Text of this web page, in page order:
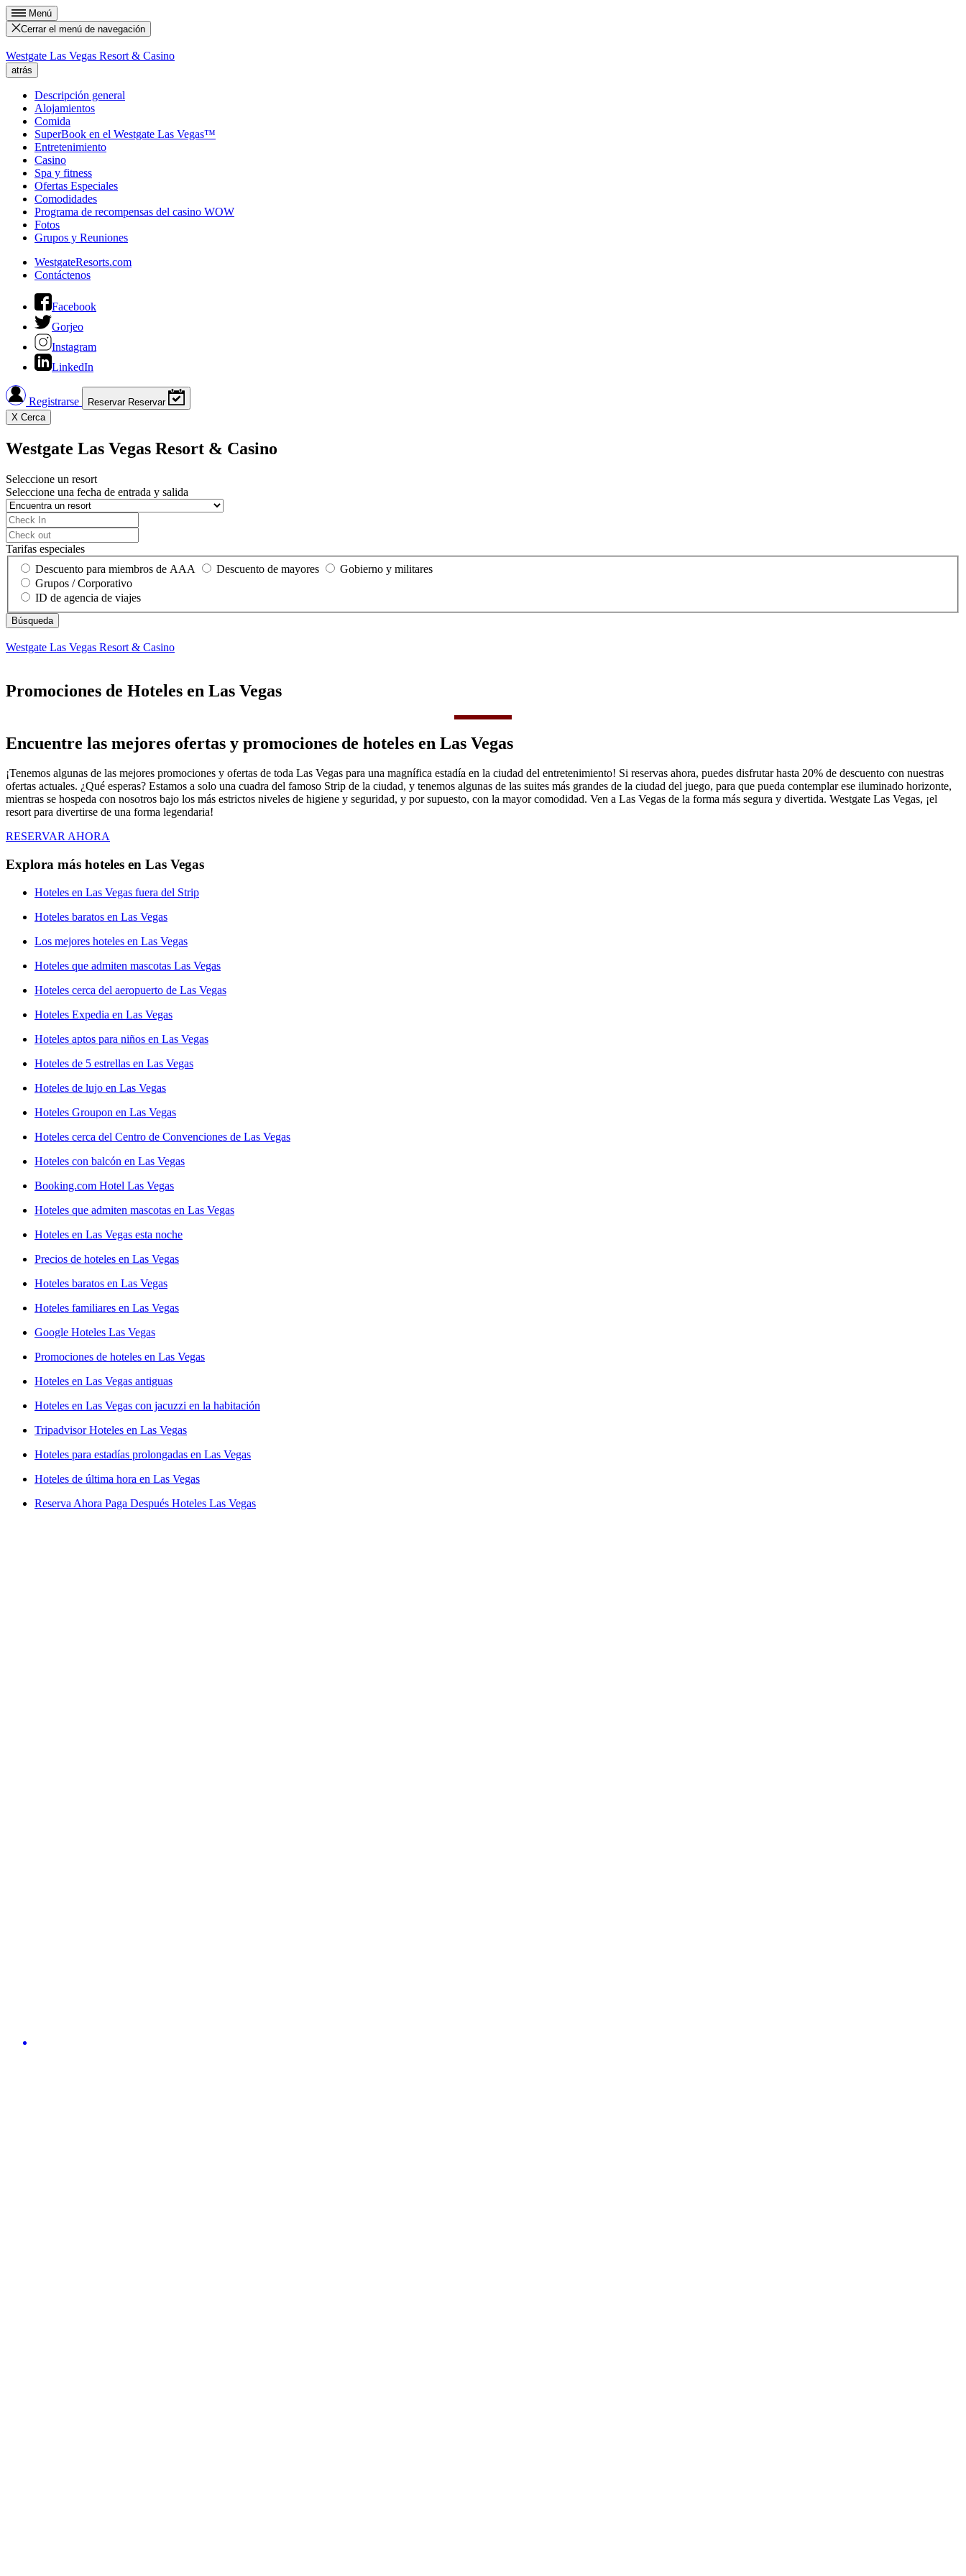
Menú
Cerrar el menú de navegación
Westgate Las Vegas Resort & Casino
atrás
Descripción general
Alojamientos
Comida
SuperBook en el Westgate Las Vegas™
Entretenimiento
Casino
Spa y fitness
Ofertas Especiales
Comodidades
Programa de recompensas del casino WOW
Fotos
Grupos y Reuniones
WestgateResorts.com
Contáctenos
Facebook
Gorjeo
Instagram
LinkedIn
Registrarse Reservar Reservar
X Cerca
Westgate Las Vegas Resort & Casino
Seleccione un resort
Seleccione una fecha de entrada y salida
Tarifas especiales
Descuento para miembros de AAA
Descuento de mayores
Gobierno y militares
Grupos / Corporativo
ID de agencia de viajes
Westgate Las Vegas Resort & Casino
Promociones de Hoteles en Las Vegas
Encuentre las mejores ofertas y promociones de hoteles en Las Vegas
¡Tenemos algunas de las mejores promociones y ofertas de toda Las Vegas para una magnífica estadía en la ciudad del entretenimiento! Si reservas ahora, puedes disfrutar hasta 20% de descuento con nuestras
ofertas actuales. ¿Qué esperas? Estamos a solo una cuadra del famoso Strip de la ciudad, y tenemos algunas de las suites más grandes de la ciudad del juego, para que pueda contemplar ese iluminado horizonte,
mientras se hospeda con nosotros bajo los más estrictos niveles de higiene y seguridad, y por supuesto, con la mayor comodidad. Ven a Las Vegas de la forma más segura y divertida. Westgate Las Vegas, ¡el
resort para divertirse de una forma legendaria!
RESERVAR AHORA
Explora más hoteles en Las Vegas
Hoteles en Las Vegas fuera del Strip
Hoteles baratos en Las Vegas
Los mejores hoteles en Las Vegas
Hoteles que admiten mascotas Las Vegas
Hoteles cerca del aeropuerto de Las Vegas
Hoteles Expedia en Las Vegas
Hoteles aptos para niños en Las Vegas
Hoteles de 5 estrellas en Las Vegas
Hoteles de lujo en Las Vegas
Hoteles Groupon en Las Vegas
Hoteles cerca del Centro de Convenciones de Las Vegas
Hoteles con balcón en Las Vegas
Booking.com Hotel Las Vegas
Hoteles que admiten mascotas en Las Vegas
Hoteles en Las Vegas esta noche
Precios de hoteles en Las Vegas
Hoteles baratos en Las Vegas
Hoteles familiares en Las Vegas
Google Hoteles Las Vegas
Promociones de hoteles en Las Vegas
Hoteles en Las Vegas antiguas
Hoteles en Las Vegas con jacuzzi en la habitación
Tripadvisor Hoteles en Las Vegas
Hoteles para estadías prolongadas en Las Vegas
Hoteles de última hora en Las Vegas
Reserva Ahora Paga Después Hoteles Las Vegas